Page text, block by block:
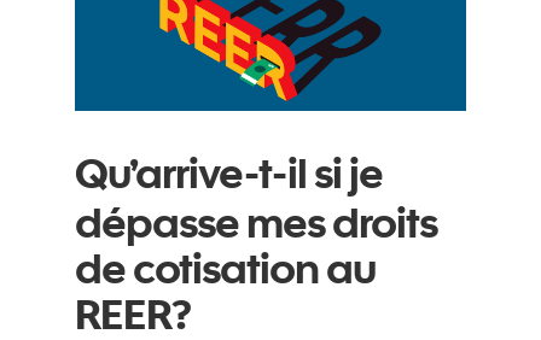
Qu’arrive-t-il si je
dépasse mes droits
de cotisation au
REER?